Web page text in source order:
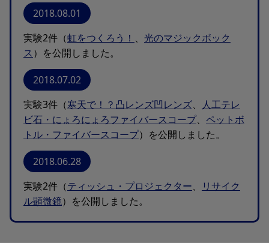
2018.08.01
実験2件（虹をつくろう！ 、 光のマジックボック
ス）を公開しました。
2018.07.02
実験3件（寒天で！？凸レンズ凹レンズ、
人工テレ
ビ石・にょろにょろファイバースコープ、 ペットボ
トル・ファイバースコープ）を公開しました。
2018.06.28
実験2件（ティッシュ・プロジェクター、
リサイク
ル顕微鏡）を公開しました。